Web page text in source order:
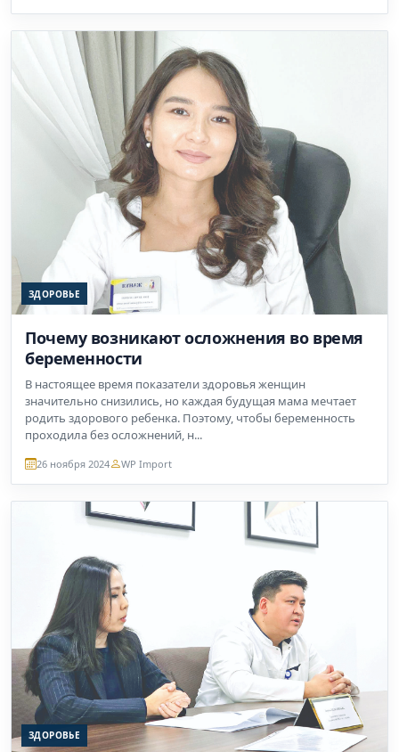
ЗДОРОВЬЕ
Почему возникают осложнения во время
беременности
В настоящее время показатели здоровья женщин
значительно снизились, но каждая будущая мама мечтает
родить здорового ребенка. Поэтому, чтобы беременность
проходила без осложнений, н...
26 ноября 2024 WP Import
ЗДОРОВЬЕ